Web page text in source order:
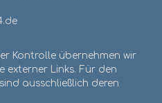
Kontrolle übernehmen wir
externer Links. Für den
ausschließlich deren